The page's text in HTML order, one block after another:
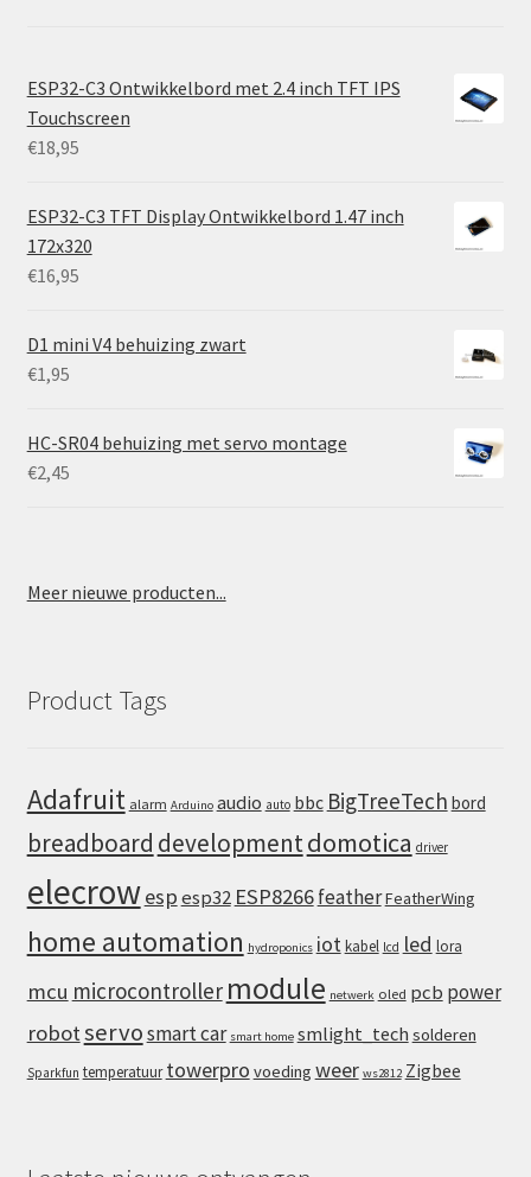
ESP32-C3 Ontwikkelbord met 2.4 inch TFT IPS
Touchscreen
€18,95
ESP32-C3 TFT Display Ontwikkelbord 1.47 inch
172x320
€16,95
D1 mini V4 behuizing zwart
€1,95
HC-SR04 behuizing met servo montage
€2,45
Meer nieuwe producten...
Product Tags
Adafruit alarm Arduino audio auto bbc BigTreeTech bord
breadboard developmentdomotica driver
elecrowespesp32 ESP8266featherFeatherWing
home automation hydroponics iot kabel lcd led lora
mcu microcontroller module netwerk oled pcb power
robotservosmart car smart home smlight_tech solderen
Sparkfun temperatuur towerpro voeding weer ws2812 Zigbee